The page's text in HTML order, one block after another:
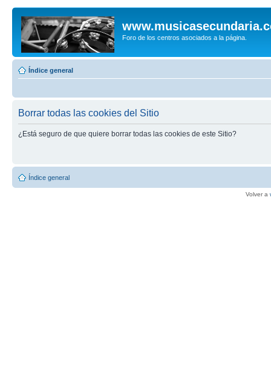
Foro de los centros asociados a la página.
Índice general
Borrar todas las cookies del Sitio
¿Está seguro de que quiere borrar todas las cookies de este Sitio?
Índice general
Volver a